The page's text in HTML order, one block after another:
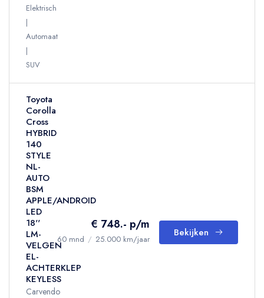
Elektrisch
Automaat
SUV
Toyota
Corolla
Cross
HYBRID
140
STYLE
NL-
AUTO
BSM
APPLE/ANDROID
LED
18''
LM-
VELGEN
EL-
ACHTERKLEP
KEYLESS
Carvendo
€ 748.- p/m
60 mnd / 25.000 km/jaar
Bekijken